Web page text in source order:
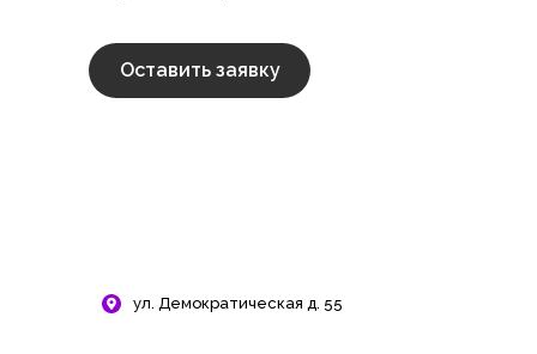
Оставить заявку
ул. Демократическая д. 55